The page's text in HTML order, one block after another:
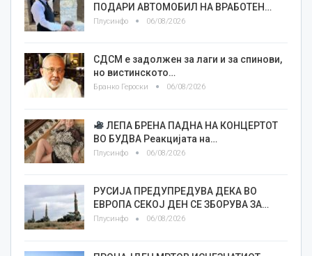
ПОДАРИ АВТОМОБИЛ НА ВРАБОТЕН…
Плусинфо 06/08/2026
СДСМ е задолжен за лаги и за спинови,
но вистинското…
Бранко Героски 06/08/2026
ЛЕПА БРЕНА ПАДНА НА КОНЦЕРТОТ
ВО БУДВА Реакцијата на…
Плусинфо 06/08/2026
РУСИЈА ПРЕДУПРЕДУВА ДЕКА ВО
ЕВРОПА СЕКОЈ ДЕН СЕ ЗБОРУВА ЗА…
Плусинфо 06/08/2026